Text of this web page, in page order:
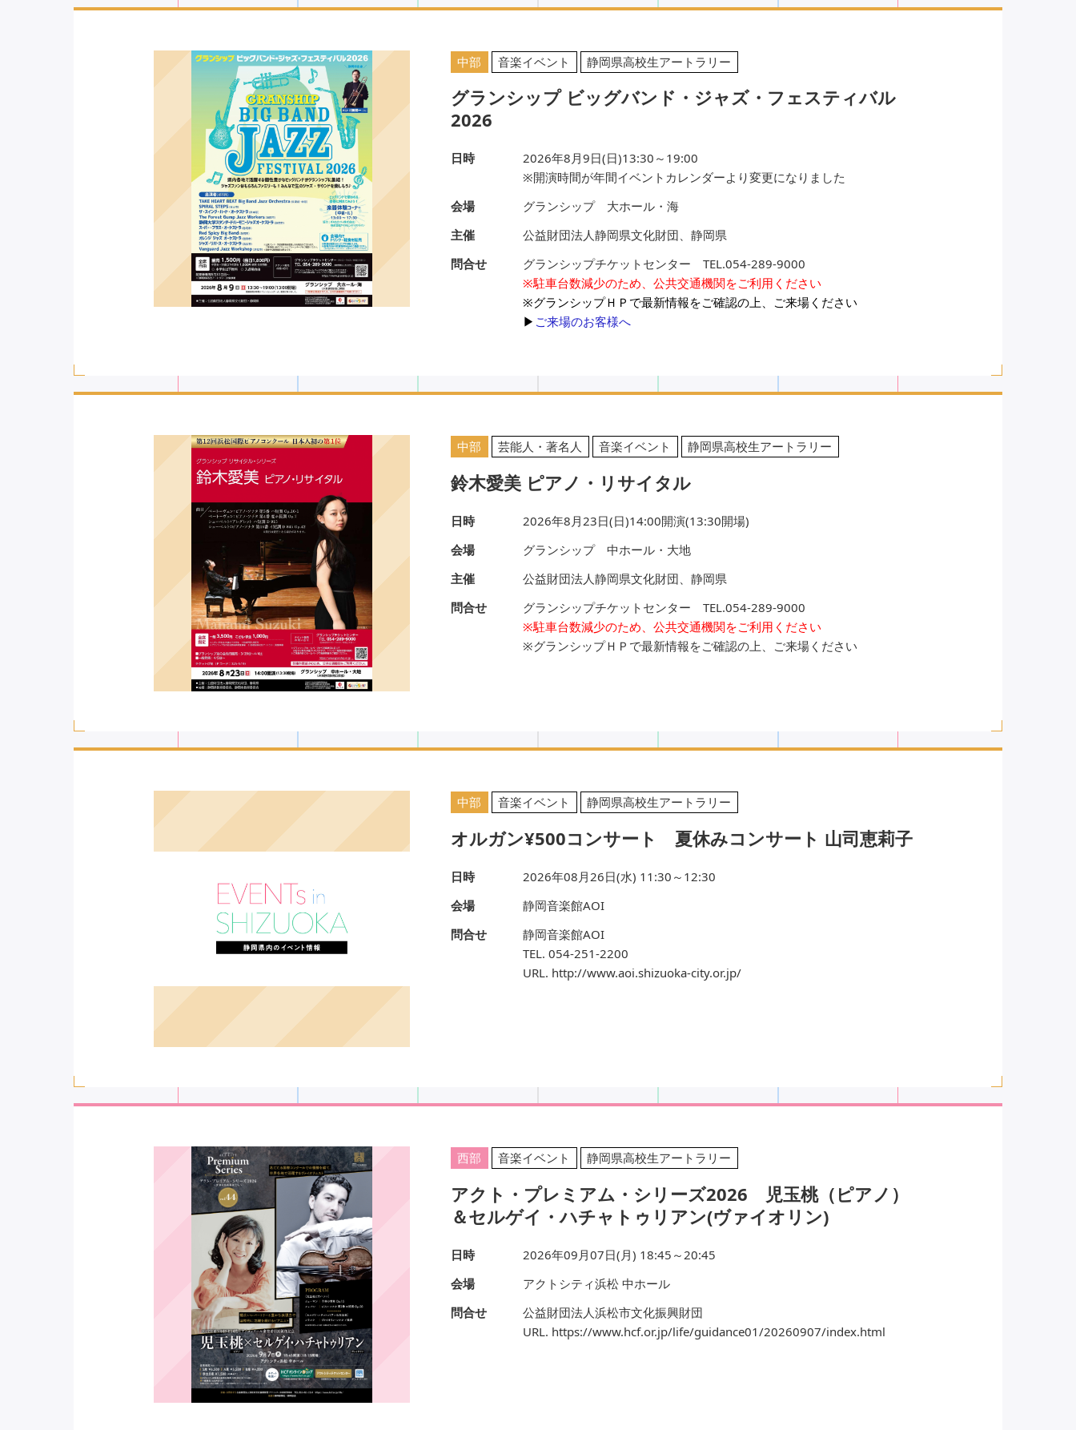
芸能人・著名人
展示会・展示イベ
ント
音楽イベント 映画・映像 演劇・ダンス
講座・講演・シン
ポジウム
総合（複合）イベ
その他のイベント
ト
「静岡県高校生ア
ートラリー」ポイ
ント対象公演
「静岡県高校生ア
ートラリー」ファ
ミリーチケット対
象公演
中部 音楽イベント 静岡県高校生アートラリー
グランシップ ビッグバンド・ジャズ・フェスティバル
2026
日時
2026年8月9日(日)13:30～19:00
※開演時間が年間イベントカレンダーより変更になりました
会場
グランシップ 大ホール・海
主催
公益財団法人静岡県文化財団、静岡県
問合せ
グランシップチケットセンター TEL.054-289-9000
※駐車台数減少のため、公共交通機関をご利用ください
※グランシップＨＰで最新情報をご確認の上、ご来場ください
▶ ご来場のお客様へ
中部 芸能人・著名人 音楽イベント 静岡県高校生アートラリー
鈴木愛美 ピアノ・リサイタル
日時
2026年8月23日(日)14:00開演(13:30開場)
会場
グランシップ 中ホール・大地
主催
公益財団法人静岡県文化財団、静岡県
問合せ
グランシップチケットセンター TEL.054-289-9000
※駐車台数減少のため、公共交通機関をご利用ください
※グランシップＨＰで最新情報をご確認の上、ご来場ください
中部 音楽イベント 静岡県高校生アートラリー
オルガン¥500コンサート 夏休みコンサート 山司恵莉子
日時
2026年08月26日(水) 11:30～12:30
会場
静岡音楽館AOI
問合せ
静岡音楽館AOI
TEL. 054-251-2200
URL. http://www.aoi.shizuoka-city.or.jp/
西部 音楽イベント 静岡県高校生アートラリー
アクト・プレミアム・シリーズ2026 児玉桃（ピアノ）
＆セルゲイ・ハチャトゥリアン(ヴァイオリン)
日時
2026年09月07日(月) 18:45～20:45
会場
アクトシティ浜松 中ホール
問合せ
公益財団法人浜松市文化振興財団
URL. https://www.hcf.or.jp/life/guidance01/20260907/index.html